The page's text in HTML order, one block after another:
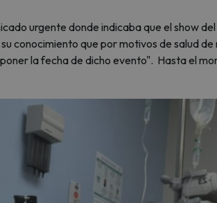
urgente donde indicaba que el show
conocimiento que por motivos de salud
la fecha de dicho evento". Hasta el